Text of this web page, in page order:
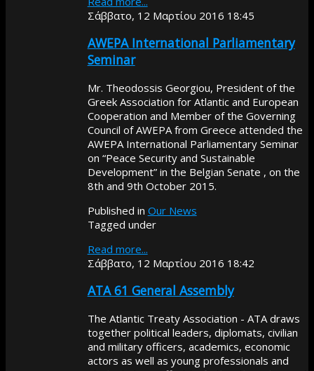
Σάββατο, 12 Μαρτίου 2016 18:45
AWEPA International Parliamentary
Seminar
Mr. Theodossis Georgiou, President of the
Greek Association for Atlantic and European
Cooperation and Member of the Governing
Council of AWEPA from Greece attended the
AWEPA International Parliamentary Seminar
on “Peace Security and Sustainable
Development” in the Belgian Senate , on the
8th and 9th October 2015.
Published in Our News
Tagged under
Read more...
Σάββατο, 12 Μαρτίου 2016 18:42
ATA 61 General Assembly
The Atlantic Treaty Association - ATA draws
together political leaders, diplomats, civilian
and military officers, academics, economic
actors as well as young professionals and